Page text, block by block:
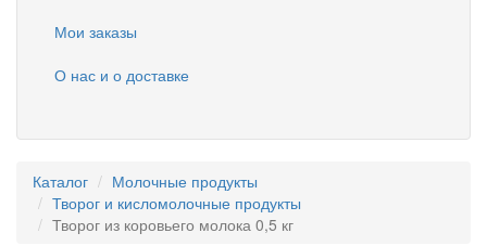
Мои заказы
О нас и о доставке
Каталог
Молочные продукты
Творог и кисломолочные продукты
Творог из коровьего молока 0,5 кг